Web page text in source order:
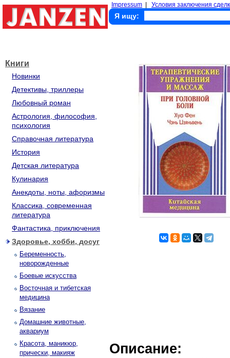
Impressum Условия заключения
Я ищу:
Книги
Новинки
Детективы, триллеры
Любовный роман
Астрология, философия,
психология
Справочная литература
История
Детская литература
Кулинария
Анекдоты, ноты, афоризмы
Классика, современная
литература
Фантастика, приключения
Здоровье, хобби, досуг
Беременность,
новорожденные
Боевые искусства
Восточная и тибетская
медицина
Вязание
Домашние животные,
аквариум
Красота, маникюр,
прически, макияж
Описание: